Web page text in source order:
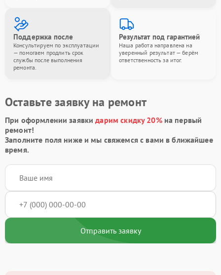
Поддержка после
Консультируем по эксплуатации
— помогаем продлить срок
службы после выполнения
ремонта.
Результат под гарантией
Наша работа направлена на
уверенный результат — берём
ответственность за итог.
Оставьте заявку на ремонт
При оформлении заявкидарим скидку 20%на первый
ремонт!
Заполните поля ниже и мы свяжемся с вами в ближайшее
время.
Отправить заявку